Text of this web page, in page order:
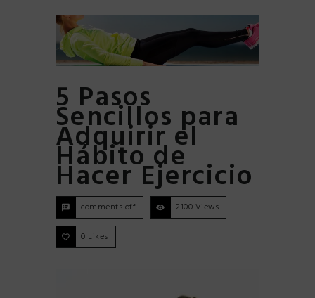
5 Pasos
Sencillos para
Adquirir el
Hábito de
Hacer Ejercicio
comments off 2100 Views
0 Likes